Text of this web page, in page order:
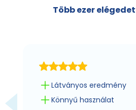
Több ezer
Látványos eredmény
Könnyű használat